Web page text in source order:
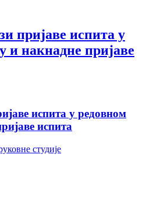
пријаве испита у
и накнадне пријаве
испита у редовном
испита
студије